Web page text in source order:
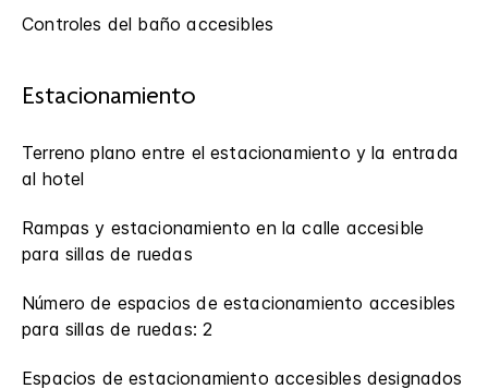
Controles del baño accesibles
Estacionamiento
Terreno plano entre el estacionamiento y la entrada
al hotel
Rampas y estacionamiento en la calle accesible
para sillas de ruedas
Número de espacios de estacionamiento accesibles
para sillas de ruedas: 2
Espacios de estacionamiento accesibles designados